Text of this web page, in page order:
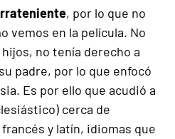
, por lo que no
vemos en la película. No
no tenía derecho a
padre, por lo que enfocó
Es por ello que acudió a
cerca de
y latín, idiomas que